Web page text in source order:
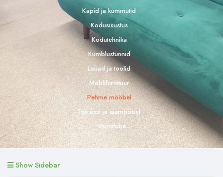
Kapid ja kummutid
Kodusisustus
Kodutehnika
Kümblustünnid
Lauad ja toolid
Möblifurnituur
Pehme mööbel
Terrassi ja aiamööbel
Vannituba
Show Sidebar